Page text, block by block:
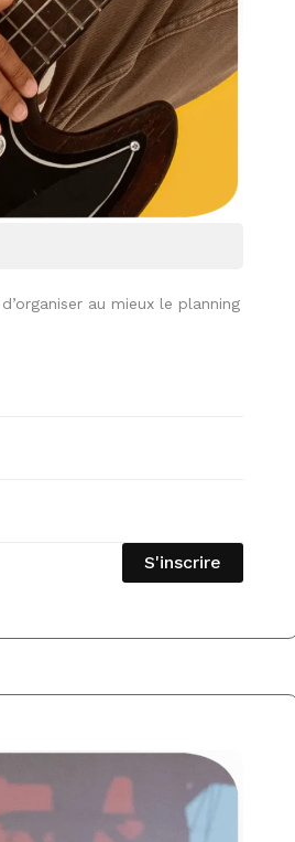
au mieux le planning
S'inscrire